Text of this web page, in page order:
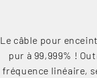
Le câble pour
pur à 99,999% !
fréquence linéaire,